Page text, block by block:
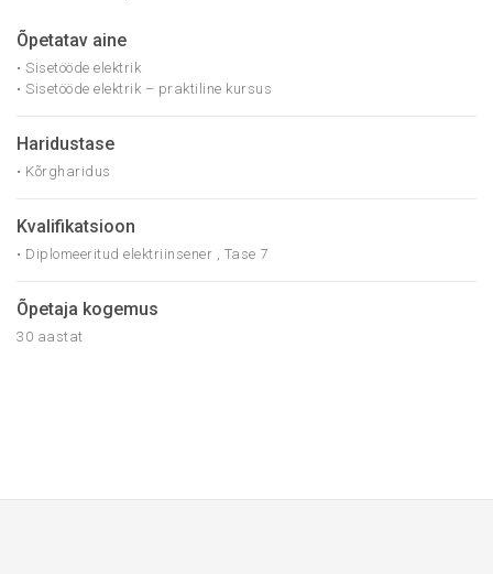
Õpetatav aine
• Sisetööde elektrik
• Sisetööde elektrik – praktiline kursus
Haridustase
• Kõrgharidus
Kvalifikatsioon
• Diplomeeritud elektriinsener , Tase 7
Õpetaja kogemus
30 aastat